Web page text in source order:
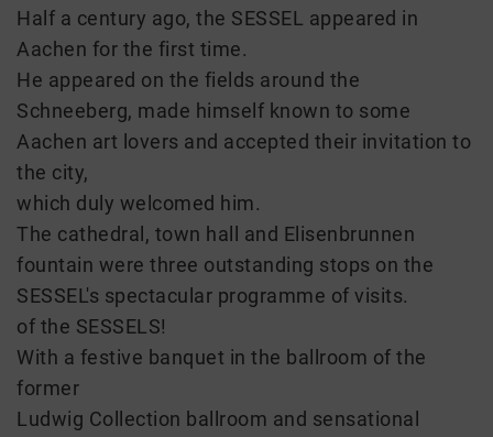
Half a century ago, the SESSEL appeared in
Aachen for the first time.
He appeared on the fields around the
Schneeberg, made himself known to some
Aachen art lovers and accepted their invitation to
the city,
which duly welcomed him.
The cathedral, town hall and Elisenbrunnen
fountain were three outstanding stops on the
SESSEL's spectacular programme of visits.
of the SESSELS!
With a festive banquet in the ballroom of the
former
Ludwig Collection ballroom and sensational